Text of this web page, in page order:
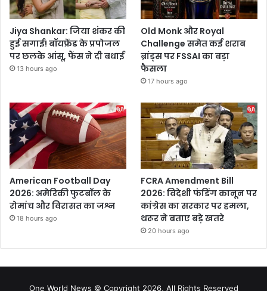
Jiya Shankar: जिया शंकर की
हुई सगाई! बॉयफ्रेंड के प्रपोजल
पर छलके आंसू, फैंस ने दी बधाई
13 hours ago
Old Monk और Royal
Challenge समेत कई शराब
ब्रांड्स पर FSSAI का बड़ा
फैसला
17 hours ago
American Football Day
2026: अमेरिकी फुटबॉल के
रोमांच और विरासत का जश्न
18 hours ago
FCRA Amendment Bill
2026: विदेशी फंडिंग कानून पर
कांग्रेस का सरकार पर हमला,
थरूर ने बताए बड़े खतरे
20 hours ago
One World News © Copyright 2026, All Rights Reserved